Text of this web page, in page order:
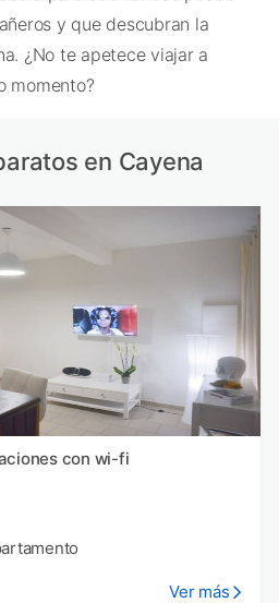
y que descubran la
¿No te apetece viajar a
momento?
en Cayena
con wi-fi
Ver más